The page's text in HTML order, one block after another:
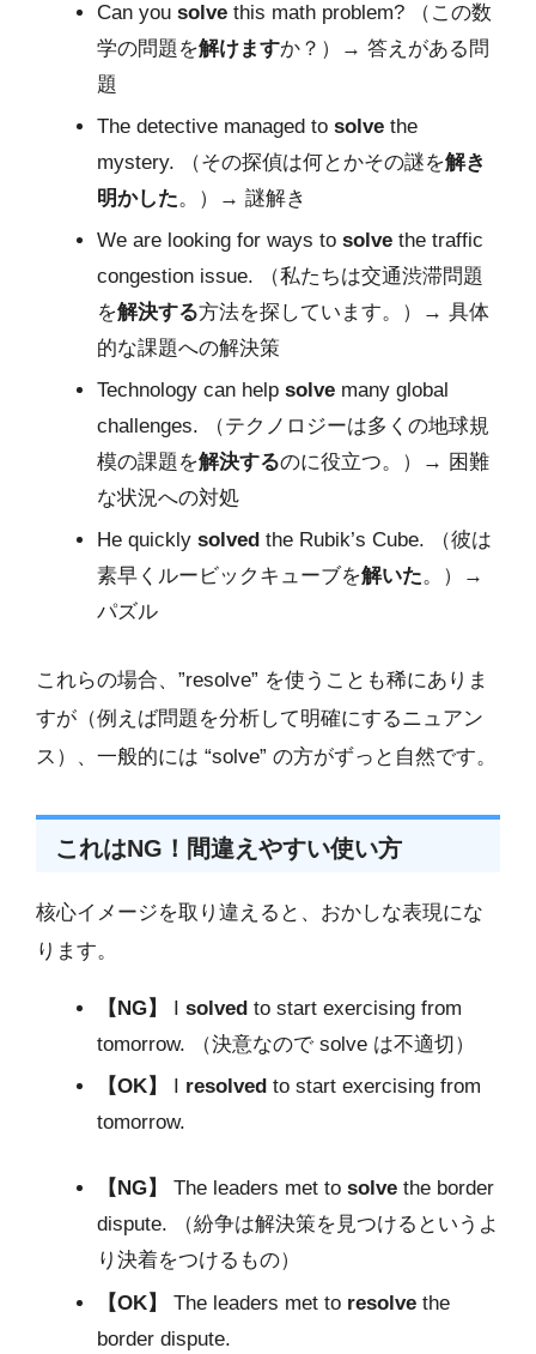
Can you solve this math problem? （この数
学の問題を解けますか？）→ 答えがある問
題
The detective managed to solve the
mystery. （その探偵は何とかその謎を解き
明かした。）→ 謎解き
We are looking for ways to solve the traffic
congestion issue. （私たちは交通渋滞問題
を解決する方法を探しています。）→ 具体
的な課題への解決策
Technology can help solve many global
challenges. （テクノロジーは多くの地球規
模の課題を解決するのに役立つ。）→ 困難
な状況への対処
He quickly solved the Rubik’s Cube. （彼は
素早くルービックキューブを解いた。）→
パズル
これらの場合、”resolve” を使うことも稀にありま
すが（例えば問題を分析して明確にするニュアン
ス）、一般的には “solve” の方がずっと自然です。
これはNG！間違えやすい使い方
核心イメージを取り違えると、おかしな表現にな
ります。
【NG】 I solved to start exercising from
tomorrow. （決意なので solve は不適切）
【OK】
I resolved to start exercising from
tomorrow.
【NG】 The leaders met to solve the border
dispute. （紛争は解決策を見つけるというよ
り決着をつけるもの）
【OK】
The leaders met to resolve the
border dispute.